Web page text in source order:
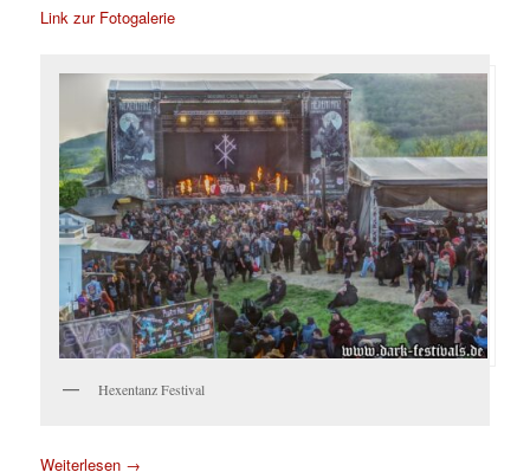
Link zur Fotogalerie
Hexentanz Festival
Weiterlesen →